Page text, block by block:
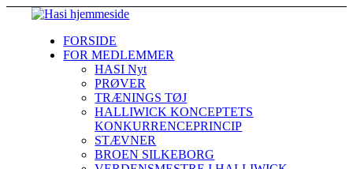
FORSIDE
FOR MEDLEMMER
HASI Nyt
PRØVER
TRÆNINGS TØJ
HALLIWICK KONCEPTETS
KONKURRENCEPRINCIP
STÆVNER
BROEN SILKEBORG